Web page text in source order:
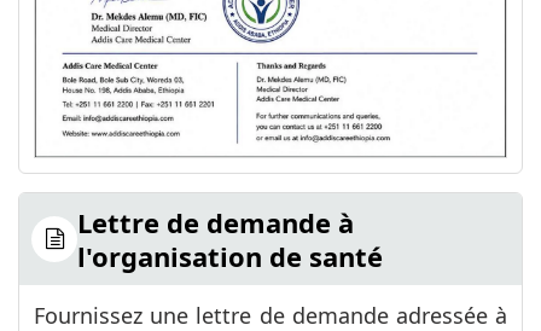
Lettre de demande à
l'organisation de santé
Fournissez une lettre de demande adressée à